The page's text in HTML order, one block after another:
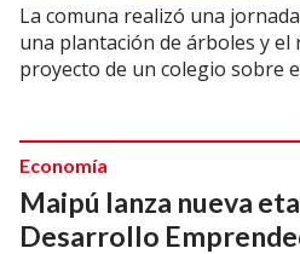
La comuna realizó una
una plantación de árboles y el
proyecto de un colegio sobre
Maipú lanza nueva
Desarrollo
Economía